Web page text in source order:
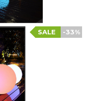
-33%
SALE